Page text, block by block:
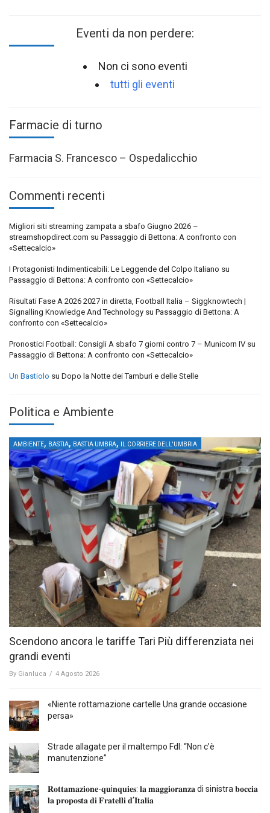
Eventi da non perdere:
Non ci sono eventi
tutti gli eventi
Farmacie di turno
Farmacia S. Francesco – Ospedalicchio
Commenti recenti
Migliori siti streaming zampata a sbafo Giugno 2026 –
streamshopdirect.com su Passaggio di Bettona: A confronto con
«Settecalcio»
I Protagonisti Indimenticabili: Le Leggende del Colpo Italiano su
Passaggio di Bettona: A confronto con «Settecalcio»
Risultati Fase A 2026 2027 in diretta, Football Italia – Siggknowtech |
Signalling Knowledge And Technology su Passaggio di Bettona: A
confronto con «Settecalcio»
Pronostici Football: Consigli A sbafo 7 giorni contro 7 – Municorn IV su
Passaggio di Bettona: A confronto con «Settecalcio»
Un Bastiolo su Dopo la Notte dei Tamburi e delle Stelle
Politica e Ambiente
AMBIENTE, BASTIA, BASTIA UMBRA, IL CORRIERE DELL'UMBRIA
Scendono ancora le tariffe Tari Più differenziata nei
grandi eventi
By Gianluca / 4 Agosto 2026
«Niente rottamazione cartelle Una grande occasione
persa»
Strade allagate per il maltempo FdI: “Non c’è
manutenzione”
𝐑𝐨𝐭𝐭𝐚𝐦𝐚𝐳𝐢𝐨𝐧𝐞-𝐪𝐮i𝐧𝐪𝐮𝐢𝐞𝐬: 𝐥𝐚 𝐦𝐚𝐠𝐠𝐢𝐨𝐫𝐚𝐧𝐳𝐚 di sinistra 𝐛𝐨𝐜𝐜𝐢𝐚
𝐥𝐚 𝐩𝐫𝐨𝐩𝐨𝐬𝐭𝐚 𝐝𝐢 𝐅𝐫𝐚𝐭𝐞𝐥𝐥𝐢 𝐝’𝐈𝐭𝐚𝐥𝐢𝐚